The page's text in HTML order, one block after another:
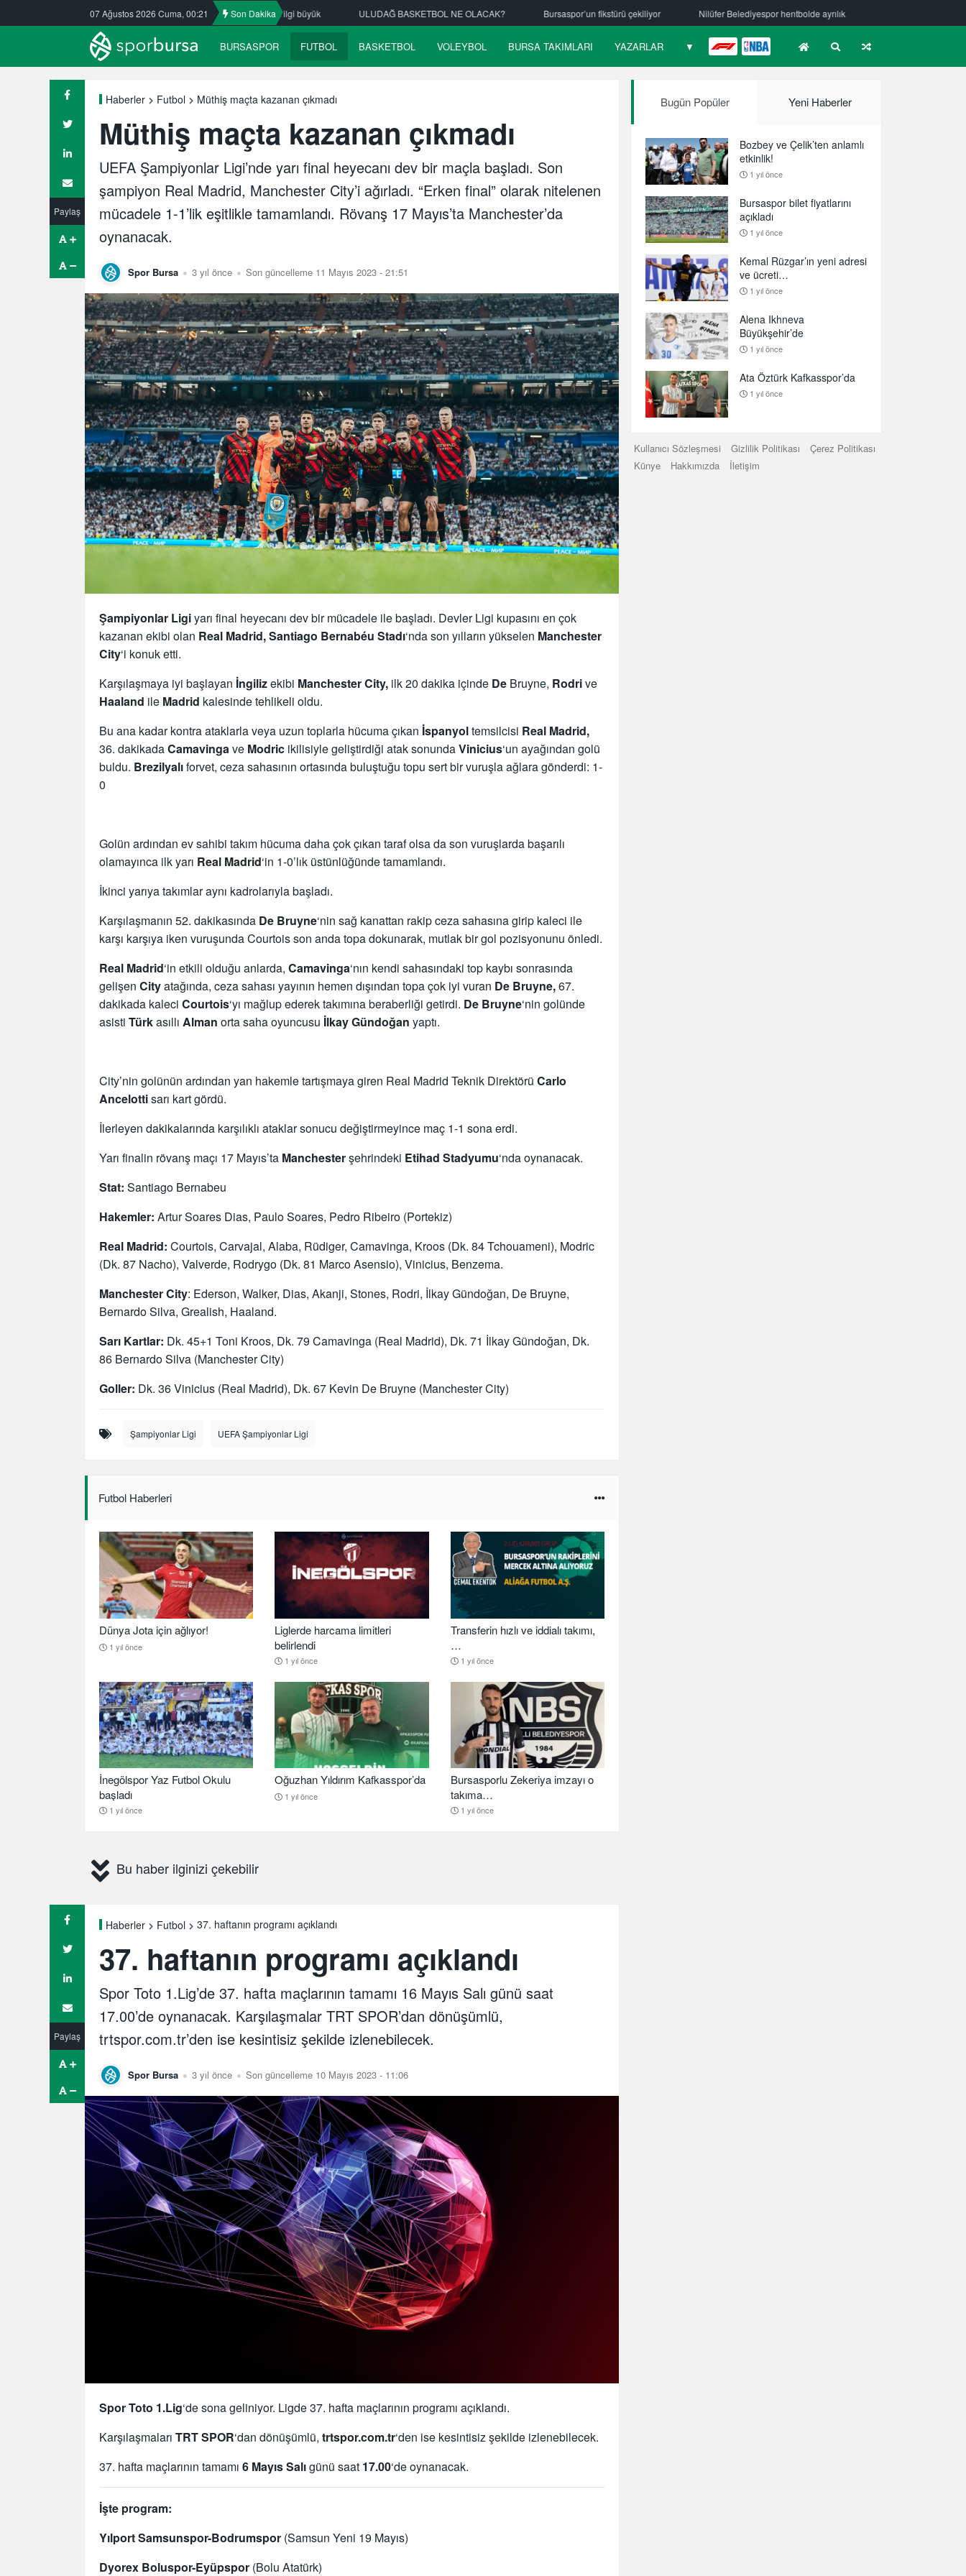
07 Ağustos 2026 Cuma, 00:21 Son Dakika
Nilüfer’de yaz okullarına ilgi büyük ULUDAĞ BASKETBOL NE OLACAK? Bursaspor’un fikstürü çekiliyor Nilüfer Belediyespor hentbolde ayrılık Mehmet Güzelsöz’den mesaj var!
BURSASPOR FUTBOL BASKETBOL VOLEYBOL BURSA TAKIMLARI YAZARLAR ▼ F1 NBA
Paylaş
Haberler Futbol Müthiş maçta kazanan çıkmadı
Müthiş maçta kazanan çıkmadı
UEFA Şampiyonlar Ligi’nde yarı final heyecanı dev bir maçla başladı. Son
şampiyon Real Madrid, Manchester City’i ağırladı. “Erken final” olarak nitelenen
mücadele 1-1’lik eşitlikle tamamlandı. Rövanş 17 Mayıs’ta Manchester’da
oynanacak.
Spor Bursa 3 yıl önce Son güncelleme 11 Mayıs 2023 - 21:51
Şampiyonlar Ligiyarı final heyecanı dev bir mücadele ile başladı. Devler Ligi kupasını en çok
kazanan ekibi olan Real Madrid, Santiago Bernabéu Stadı‘nda son yılların yükselen Manchester
City‘i konuk etti.
Karşılaşmaya iyi başlayan İngilizekibi Manchester City, ilk 20 dakika içinde De Bruyne, Rodrive
Haaland ile Madrid kalesinde tehlikeli oldu.
Bu ana kadar kontra ataklarla veya uzun toplarla hücuma çıkan İspanyoltemsilcisi Real Madrid,
36. dakikadaCamavingave Modric ikilisiyle geliştirdiği atak sonundaVinicius‘un ayağından golü
buldu. Brezilyalıforvet, ceza sahasının ortasında buluştuğu topu sert bir vuruşla ağlara gönderdi: 1-
0
Golün ardından ev sahibi takım hücuma daha çok çıkan taraf olsa da son vuruşlarda başarılı
olamayınca ilk yarı Real Madrid‘in 1-0’lık üstünlüğünde tamamlandı.
İkinci yarıya takımlar aynı kadrolarıyla başladı.
Karşılaşmanın 52. dakikasında De Bruyne‘nin sağ kanattan rakip ceza sahasına girip kaleci ile
karşı karşıya iken vuruşunda Courtois son anda topa dokunarak, mutlak bir gol pozisyonunu önledi.
Real Madrid‘in etkili olduğu anlarda, Camavinga‘nın kendi sahasındaki top kaybı sonrasında
gelişen Cityatağında, ceza sahası yayının hemen dışından topa çok iyi vuran De Bruyne,67.
dakikada kaleci Courtois‘yı mağlup ederek takımına beraberliği getirdi. De Bruyne‘nin golünde
asisti Türkasıllı Alman orta saha oyuncusu İlkay Gündoğan yaptı.
City’nin golünün ardından yan hakemle tartışmaya giren Real Madrid Teknik Direktörü Carlo
Ancelottisarı kart gördü.
İlerleyen dakikalarında karşılıklı ataklar sonucu değiştirmeyince maç 1-1 sona erdi.
Yarı finalin rövanş maçı 17 Mayıs’ta Manchesterşehrindeki Etihad Stadyumu‘nda oynanacak.
Stat: Santiago Bernabeu
Hakemler: Artur Soares Dias, Paulo Soares, Pedro Ribeiro (Portekiz)
Real Madrid: Courtois, Carvajal, Alaba, Rüdiger, Camavinga, Kroos (Dk. 84 Tchouameni), Modric
(Dk. 87 Nacho), Valverde, Rodrygo (Dk. 81 Marco Asensio), Vinicius, Benzema.
Manchester City: Ederson, Walker, Dias, Akanji, Stones, Rodri, İlkay Gündoğan, De Bruyne,
Bernardo Silva, Grealish, Haaland.
Sarı Kartlar: Dk. 45+1 Toni Kroos, Dk. 79 Camavinga (Real Madrid), Dk. 71 İlkay Gündoğan, Dk.
86 Bernardo Silva (Manchester City)
Goller: Dk. 36 Vinicius (Real Madrid), Dk. 67 Kevin De Bruyne (Manchester City)
Şampiyonlar Ligi UEFA Şampiyonlar Ligi
Futbol Haberleri
Dünya Jota için ağlıyor!
1 yıl önce
Liglerde harcama limitleri
belirlendi
1 yıl önce
Transferin hızlı ve iddialı takımı,
…
1 yıl önce
İnegölspor Yaz Futbol Okulu
başladı
1 yıl önce
Oğuzhan Yıldırım Kafkasspor’da
1 yıl önce
Bursasporlu Zekeriya imzayı o
takıma…
1 yıl önce
Bu haber ilginizi çekebilir
Paylaş
Haberler Futbol 37. haftanın programı açıklandı
37. haftanın programı açıklandı
Spor Toto 1.Lig’de 37. hafta maçlarının tamamı 16 Mayıs Salı günü saat
17.00’de oynanacak. Karşılaşmalar TRT SPOR’dan dönüşümlü,
trtspor.com.tr’den ise kesintisiz şekilde izlenebilecek.
Spor Bursa 3 yıl önce Son güncelleme 10 Mayıs 2023 - 11:06
Spor Toto 1.Lig‘de sona geliniyor. Ligde 37. hafta maçlarının programı açıklandı.
Karşılaşmaları TRT SPOR‘dan dönüşümlü, trtspor.com.tr‘den ise kesintisiz şekilde izlenebilecek.
37. hafta maçlarının tamamı 6 Mayıs Salıgünü saat 17.00‘de oynanacak.
İşte program:
Yılport Samsunspor-Bodrumspor (Samsun Yeni 19 Mayıs)
Dyorex Boluspor-Eyüpspor (Bolu Atatürk)
Bugün Popüler Yeni Haberler
Bozbey ve Çelik’ten anlamlı
etkinlik!
1 yıl önce
Bursaspor bilet fiyatlarını
açıkladı
1 yıl önce
Kemal Rüzgar’ın yeni adresi
ve ücreti…
1 yıl önce
Alena Ikhneva
Büyükşehir’de
1 yıl önce
Ata Öztürk Kafkasspor’da
1 yıl önce
Kullanıcı Sözleşmesi Gizlilik Politikası
Çerez Politikası
Künye
Hakkımızda İletişim